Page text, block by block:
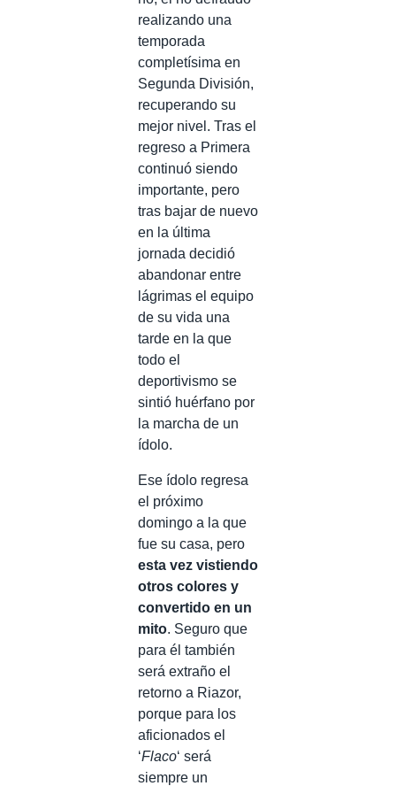
realizando una
temporada
completísima en
Segunda División,
recuperando su
mejor nivel. Tras el
regreso a Primera
continuó siendo
importante, pero
tras bajar de nuevo
en la última
jornada decidió
abandonar entre
lágrimas el equipo
de su vida una
tarde en la que
todo el
deportivismo se
sintió huérfano por
la marcha de un
ídolo.
Ese ídolo regresa
el próximo
domingo a la que
fue su casa, pero
esta vez vistiendo
otros colores y
convertido en un
mito. Seguro que
para él también
será extraño el
retorno a Riazor,
porque para los
aficionados el
‘Flaco‘ será
siempre un